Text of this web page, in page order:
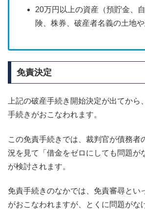
20万円以上の資産（預貯金、
険、株券、破産者名義の土地や
免責決定
上記の破産手続き開始決定が出てから
手続きがおこなわれます。
この免責手続きでは、裁判官が債務者
況を見て「借金をゼロにしても問題が
が検討されます。
免責手続きのなかでは、免責審尋とい
がおこなわれますが、とくに問題がな